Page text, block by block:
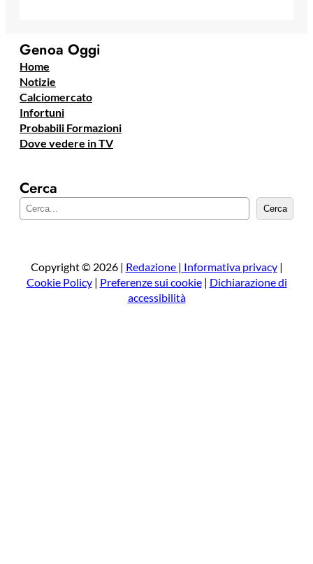
Genoa Oggi
Home
Notizie
Calciomercato
Infortuni
Probabili Formazioni
Dove vedere in TV
Cerca
e
a
Cerca
Copyright © 2026 | Redazione | Informativa privacy|
Cookie Policy| Preferenze sui cookie| Dichiarazione di
accessibilità